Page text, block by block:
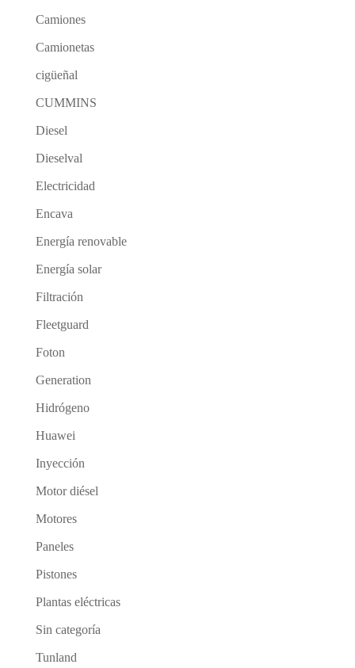
Camiones
Camionetas
cigüeñal
CUMMINS
Diesel
Dieselval
Electricidad
Encava
Energía renovable
Energía solar
Filtración
Fleetguard
Foton
Generation
Hidrógeno
Huawei
Inyección
Motor diésel
Motores
Paneles
Pistones
Plantas eléctricas
Sin categoría
Tunland